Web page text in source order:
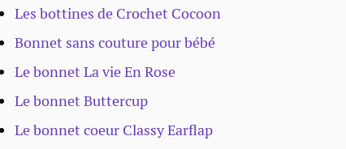
Les bottines de Crochet Cocoon
Bonnet sans couture pour bébé
Le bonnet La vie En Rose
Le bonnet Buttercup
Le bonnet coeur Classy Earflap